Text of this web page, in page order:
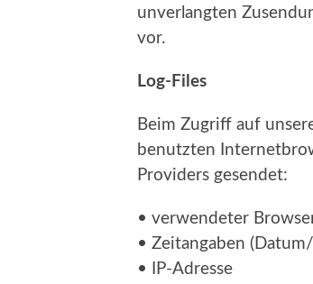
unverlangten
vor.
Log-Files
Beim Zugriff auf
benutzten
Providers gesendet:
• verwendeter
• Zeitangaben
• IP-Adresse